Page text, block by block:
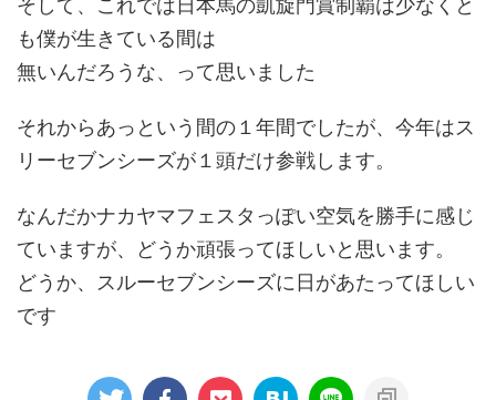
そして、これでは日本馬の凱旋門賞制覇は少なくと
も僕が生きている間は
無いんだろうな、って思いました
それからあっという間の１年間でしたが、今年はス
リーセブンシーズが１頭だけ参戦します。
なんだかナカヤマフェスタっぽい空気を勝手に感じ
ていますが、どうか頑張ってほしいと思います。
どうか、スルーセブンシーズに日があたってほしい
です